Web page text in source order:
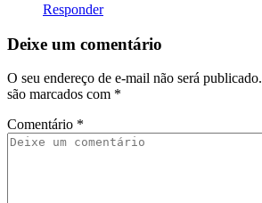
Responder
Deixe um comentário
O seu endereço de e-mail não será publicado.
são marcados com *
Comentário *